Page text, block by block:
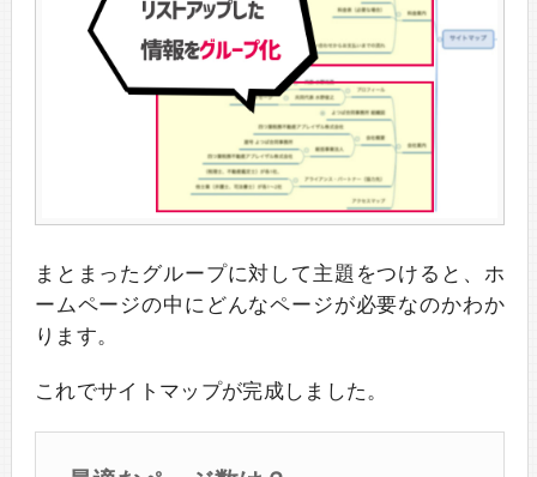
まとまったグループに対して主題をつけると、ホ
ームページの中にどんなページが必要なのかわか
ります。
これでサイトマップが完成しました。